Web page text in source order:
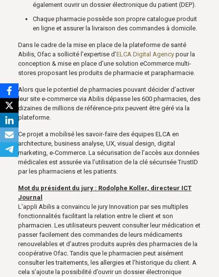
également ouvrir un dossier électronique du patient (DEP).
Chaque pharmacie possède son propre catalogue produit
en ligne et assurer la livraison des commandes à domicile.
Dans le cadre de la mise en place de la plateforme de santé
Abilis, Ofac a sollicité l’expertise d’ELCA Digital Agencypour la
conception & mise en place d’une solution eCommerce multi-
stores proposant les produits de pharmacie et parapharmacie.
Alors que le potentiel de pharmacies pouvant décider d’activer
leur site e-commerce via Abilis dépasse les 600 pharmacies, des
dizaines de millions de référence-prix peuvent être géré via la
plateforme.
Ce projet a mobilisé les savoir-faire des équipes ELCA en
architecture, business analyse, UX, visual design, digital
marketing, e-Commerce. La sécurisation de l’accès aux données
médicales est assurée via l’utilisation de la clé sécurisée TrustID
par les pharmaciens et les patients.
Mot du président du jury : Rodolphe Koller, directeur ICT
Journal
L’appli Abilis a convaincu le jury Innovation par ses multiples
fonctionnalités facilitant la relation entre le client et son
pharmacien. Les utilisateurs peuvent consulter leur médication et
passer facilement des commandes de leurs médicaments
renouvelables et d’autres produits auprès des pharmacies de la
coopérative Ofac. Tandis que le pharmacien peut aisément
consulter les traitements, les allergies et l’historique du client. A
cela s’ajoute la possibilité d’ouvrir un dossier électronique